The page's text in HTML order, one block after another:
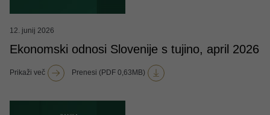
12. junij 2026
Ekonomski odnosi Slovenije s tujino, april 2026
Prikaži več Prenesi (PDF 0,63MB)